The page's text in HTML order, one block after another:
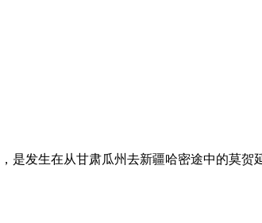
发生在从甘肃瓜州去新疆哈密途中的莫